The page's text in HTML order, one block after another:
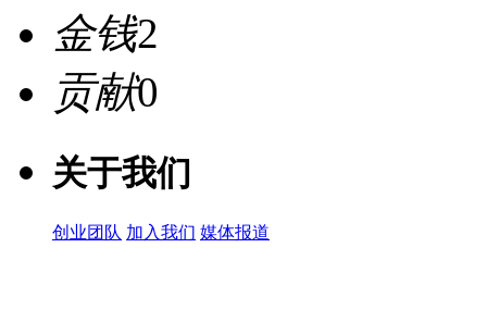
金钱2
贡献0
关于我们
创业团队 加入我们 媒体报道